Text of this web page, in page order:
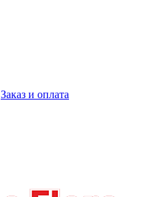
Заказ и оплата